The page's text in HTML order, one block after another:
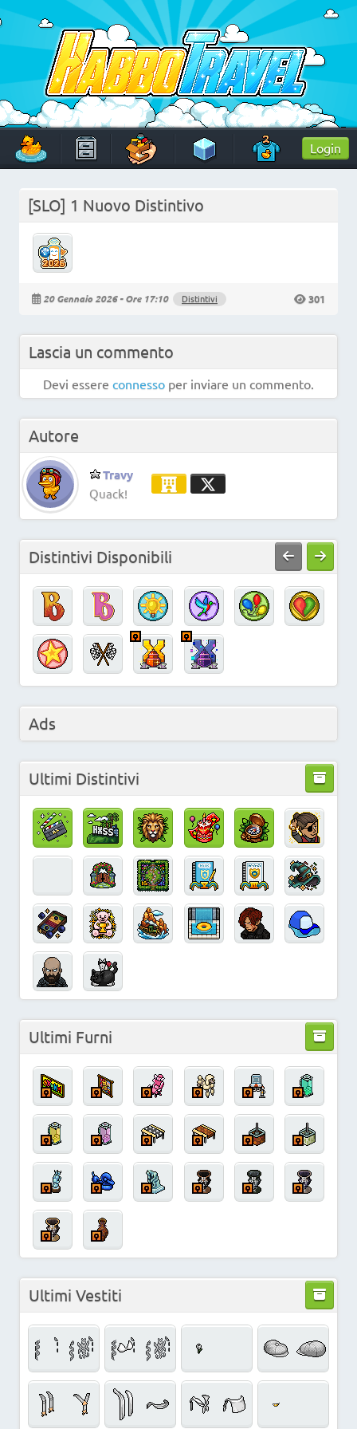
Skip
to
content
HabboTravel
Un viaggio di pixel!
Login
[SLO] 1 Nuovo Distintivo
20 Gennaio 2026 - Ore 17:10 Distintivi 301
Lascia un commento
Devi essere connesso per inviare un commento.
Autore
Travy
Quack!
Distintivi Disponibili
Ads
Ultimi Distintivi
Ultimi Furni
Ultimi Vestiti